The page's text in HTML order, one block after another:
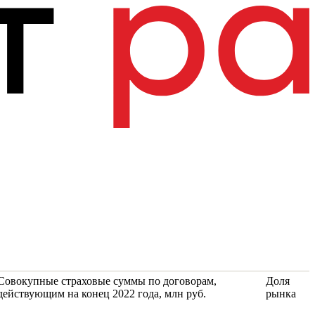
страховые суммы по договорам,
на конец 2022 года, млн руб.
Доля
рынка